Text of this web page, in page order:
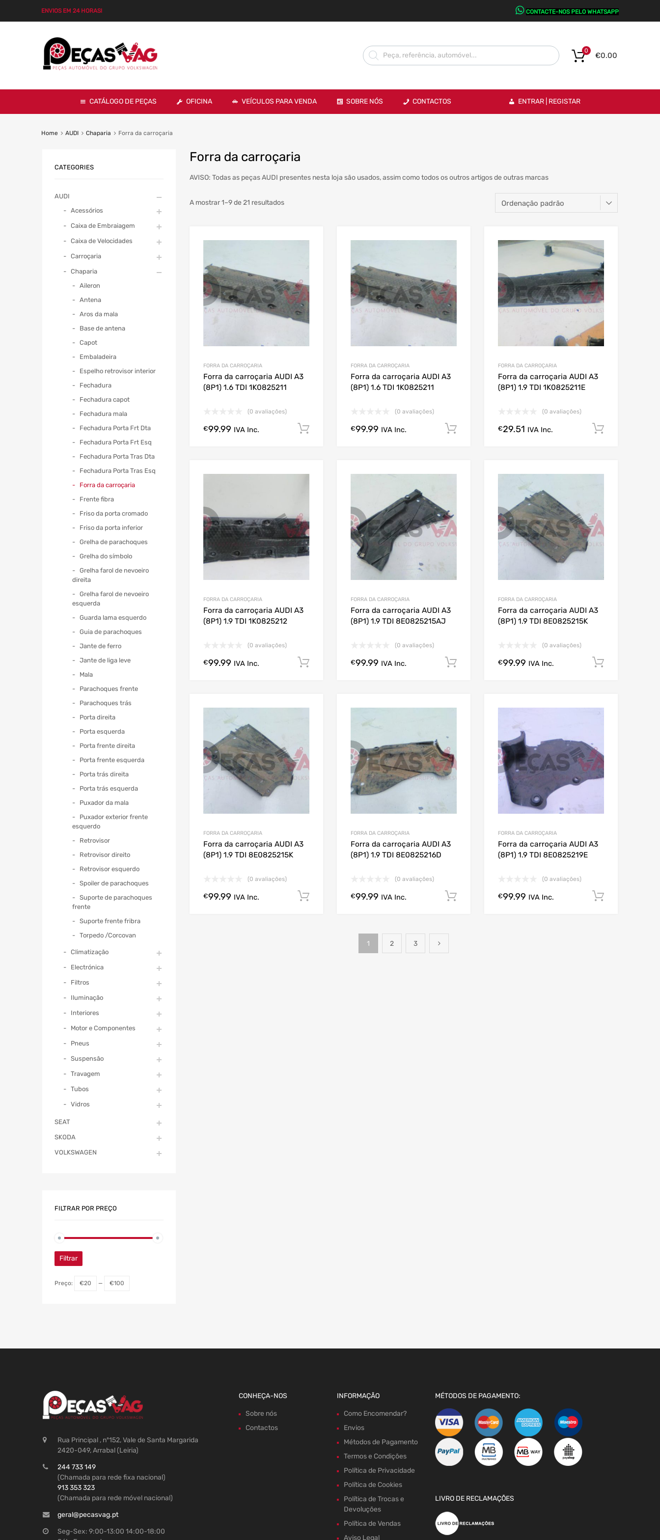
ENVIOS EM 24 HORAS! CONTACTE-NOS PELO WHATSAPP
€0.00
0
CATÁLOGO DE PEÇAS OFICINA VEÍCULOS PARA VENDA SOBRE NÓS CONTACTOS ENTRAR | REGISTAR
Home AUDI Chaparia Forra da carroçaria
Forra da carroçaria
AVISO: Todas as peças AUDI presentes nesta loja são usados, assim como todos os outros artigos de outras marcas
A mostrar 1–9 de 21 resultados
FORRA DA CARROÇARIA
Forra da carroçaria AUDI A3
(8P1) 1.6 TDI 1K0825211
(0 avaliações)
€99.99 IVA Inc. Comprar Agora!
FORRA DA CARROÇARIA
Forra da carroçaria AUDI A3
(8P1) 1.6 TDI 1K0825211
(0 avaliações)
€99.99 IVA Inc. Comprar Agora!
FORRA DA CARROÇARIA
Forra da carroçaria AUDI A3
(8P1) 1.9 TDI 1K0825211E
(0 avaliações)
€29.51 IVA Inc.
FORRA DA CARROÇARIA
Forra da carroçaria AUDI A3
(8P1) 1.9 TDI 1K0825212
(0 avaliações)
€99.99 IVA Inc. Comprar Agora!
FORRA DA CARROÇARIA
Forra da carroçaria AUDI A3
(8P1) 1.9 TDI 8E0825215AJ
(0 avaliações)
€99.99 IVA Inc. Comprar Agora!
FORRA DA CARROÇARIA
Forra da carroçaria AUDI A3
(8P1) 1.9 TDI 8E0825215K
(0 avaliações)
€99.99 IVA Inc.
FORRA DA CARROÇARIA
Forra da carroçaria AUDI A3
(8P1) 1.9 TDI 8E0825215K
(0 avaliações)
€99.99 IVA Inc. Comprar Agora!
FORRA DA CARROÇARIA
Forra da carroçaria AUDI A3
(8P1) 1.9 TDI 8E0825216D
(0 avaliações)
€99.99 IVA Inc. Comprar Agora!
FORRA DA CARROÇARIA
Forra da carroçaria AUDI A3
(8P1) 1.9 TDI 8E0825219E
(0 avaliações)
€99.99 IVA Inc.
1 2 3
CATEGORIES
AUDI
Acessórios
Caixa de Embraiagem
Caixa de Velocidades
Carroçaria
Chaparia
Aileron
Antena
Aros da mala
Base de antena
Capot
Embaladeira
Espelho retrovisor interior
Fechadura
Fechadura capot
Fechadura mala
Fechadura Porta Frt Dta
Fechadura Porta Frt Esq
Fechadura Porta Tras Dta
Fechadura Porta Tras Esq
Forra da carroçaria
Frente fibra
Friso da porta cromado
Friso da porta inferior
Grelha de parachoques
Grelha do símbolo
Grelha farol de nevoeiro
direita
Grelha farol de nevoeiro
esquerda
Guarda lama esquerdo
Guia de parachoques
Jante de ferro
Jante de liga leve
Mala
Parachoques frente
Parachoques trás
Porta direita
Porta esquerda
Porta frente direita
Porta frente esquerda
Porta trás direita
Porta trás esquerda
Puxador da mala
Puxador exterior frente
esquerdo
Retrovisor
Retrovisor direito
Retrovisor esquerdo
Spoiler de parachoques
Suporte de parachoques
frente
Suporte frente fribra
Torpedo /Corcovan
Climatização
Electrónica
Filtros
Iluminação
Interiores
Motor e Componentes
Pneus
Suspensão
Travagem
Tubos
Vidros
SEAT
SKODA
VOLKSWAGEN
FILTRAR POR PREÇO
Filtrar
Preço: €20 — €100
Rua Principal , nº152, Vale de Santa Margarida
2420-049, Arrabal (Leiria)
244 733 149
(Chamada para rede fixa nacional)
913 353 323
(Chamada para rede móvel nacional)
geral@pecasvag.pt
Seg-Sex: 9:00-13:00 14:00-18:00
CONHEÇA-NOS
Sobre nós
Contactos
INFORMAÇÃO
Como Encomendar?
Envios
Métodos de Pagamento
Termos e Condições
Política de Privacidade
Política de Cookies
Política de Trocas e
Devoluções
Política de Vendas
Aviso Legal
MÉTODOS DE PAGAMENTO:
LIVRO DE RECLAMAÇÕES